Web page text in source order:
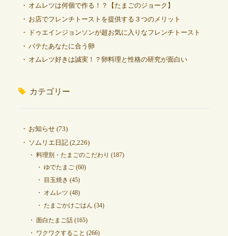
オムレツは何個で作る！？【たまごのジョーク】
お店でフレンチトーストを提供する３つのメリット
ドゥエインジョンソンが超お気に入りなフレンチトースト
バテたあなたに合う卵
オムレツ好きは誠実！？卵料理と性格の研究が面白い
カテゴリー
お知らせ(73)
ソムリエ日記(2,226)
料理別・たまごのこだわり (187)
ゆでたまご(60)
目玉焼き (45)
オムレツ (48)
たまごかけごはん (34)
面白たまご話(165)
ワクワクすること (266)